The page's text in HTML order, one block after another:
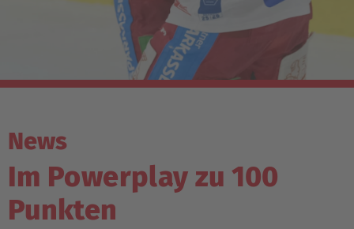
News
Im Powerplay zu 100
Punkten